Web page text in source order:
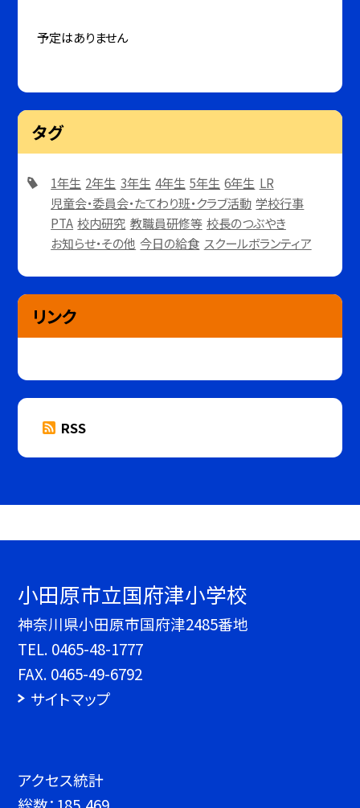
予定はありません
タグ
1年生 2年生 3年生 4年生 5年生 6年生 LR
児童会・委員会・たてわり班・クラブ活動 学校行事
PTA 校内研究 教職員研修等 校長のつぶやき
お知らせ・その他 今日の給食 スクールボランティア
リンク
RSS
小田原市立国府津小学校
神奈川県小田原市国府津2485番地
TEL. 0465-48-1777
FAX. 0465-49-6792
サイトマップ
アクセス統計